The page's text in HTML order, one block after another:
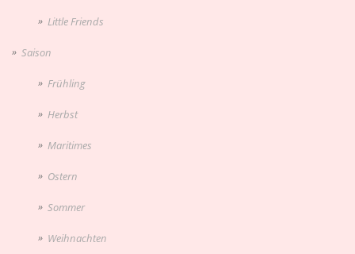
Little Friends
Saison
Frühling
Herbst
Maritimes
Ostern
Sommer
Weihnachten